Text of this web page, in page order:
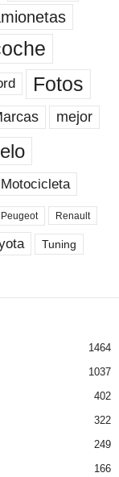
Fotos
mejor
Motocicleta
Peugeot Renault
Tuning
1464
1037
402
322
249
166